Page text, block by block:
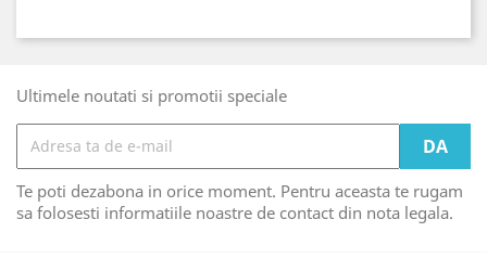
Ultimele noutati si promotii speciale
Te poti dezabona in orice moment. Pentru aceasta te rugam
sa folosesti informatiile noastre de contact din nota legala.